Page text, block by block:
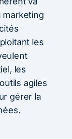
marketing
les
les
agiles
gérer la